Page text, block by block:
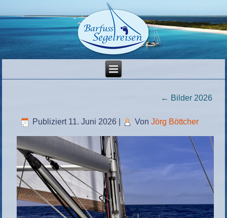
← Bilder 2026
Publiziert 11. Juni 2026 Von Jörg Böttcher